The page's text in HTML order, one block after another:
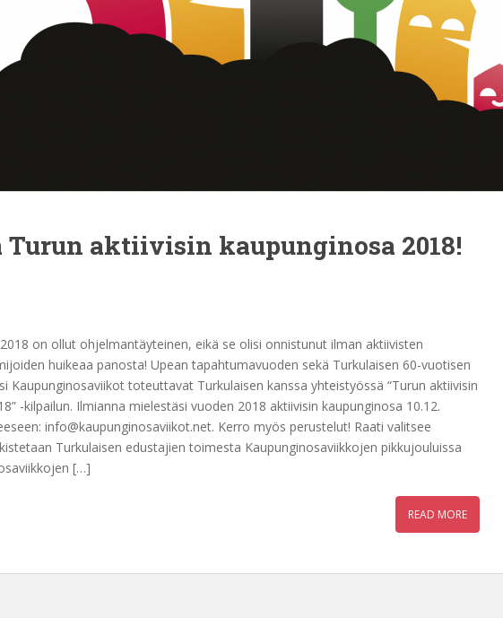
aktiivisin kaupunginosa 2018!
on ollut ohjelmantäyteinen, eikä se olisi onnistunut ilman aktiivisten
huikeaa panosta! Upean tapahtumavuoden sekä Turkulaisen 60-vuotisen
Kaupunginosaviikot toteuttavat Turkulaisen kanssa yhteistyössä “Turun aktiivisin
-kilpailun. Ilmianna mielestäsi vuoden 2018 aktiivisin kaupunginosa 10.12.
info@kaupunginosaviikot.net. Kerro myös perustelut! Raati valitsee
Turkulaisen edustajien toimesta Kaupunginosaviikkojen pikkujouluissa
[…]
READ MORE